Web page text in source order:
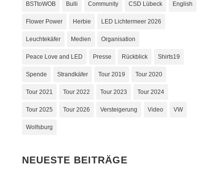
BSTtoWOB Bulli Community CSD Lübeck English
Flower Power Herbie LED Lichtermeer 2026
Leuchtekäfer Medien Organisation
Peace Love and LED Presse Rückblick Shirts19
Spende Strandkäfer Tour 2019 Tour 2020
Tour 2021 Tour 2022 Tour 2023 Tour 2024
Tour 2025 Tour 2026 Versteigerung Video VW
Wolfsburg
NEUESTE BEITRÄGE